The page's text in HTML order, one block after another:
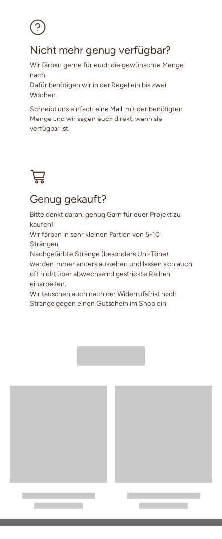
Nicht mehr genug verfügbar?
Wir färben gerne für euch die gewünschte Menge
nach.
Dafür benötigen wir in der Regel ein bis zwei
Wochen.
Schreibt uns einfach eine Mail mit der benötigten
Menge und wir sagen euch direkt, wann sie
verfügbar ist.
Genug gekauft?
Bitte denkt daran, genug Garn für euer Projekt zu
kaufen!
Wir färben in sehr kleinen Partien von 5-10
Strängen.
Nachgefärbte Stränge (besonders Uni-Töne)
werden immer anders aussehen und lassen sich auch
oft nicht über abwechselnd gestrickte Reihen
einarbeiten.
Wir tauschen auch nach der Widerrufsfrist noch
Stränge gegen einen Gutschein im Shop ein.